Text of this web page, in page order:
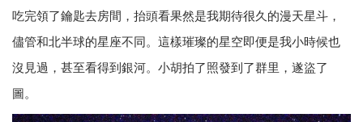
吃完領了鑰匙去房間，抬頭看果然是我期待很久的漫天星斗，
儘管和北半球的星座不同。這樣璀璨的星空即便是我小時候也
沒見過，甚至看得到銀河。小胡拍了照發到了群里，遂盜了
圖。